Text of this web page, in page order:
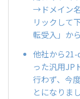
→ドメイン
リックして
転受入」か
他社から
った汎用JP
行わず、今
とになりま